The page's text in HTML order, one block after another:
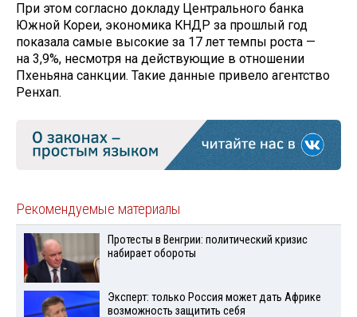
При этом согласно докладу Центрального банка
Южной Кореи, экономика КНДР за прошлый год
показала самые высокие за 17 лет темпы роста —
на 3,9%, несмотря на действующие в отношении
Пхеньяна санкции. Такие данные привело агентство
Ренхап.
Рекомендуемые материалы
Протесты в Венгрии: политический кризис
набирает обороты
Эксперт: только Россия может дать Африке
возможность защитить себя